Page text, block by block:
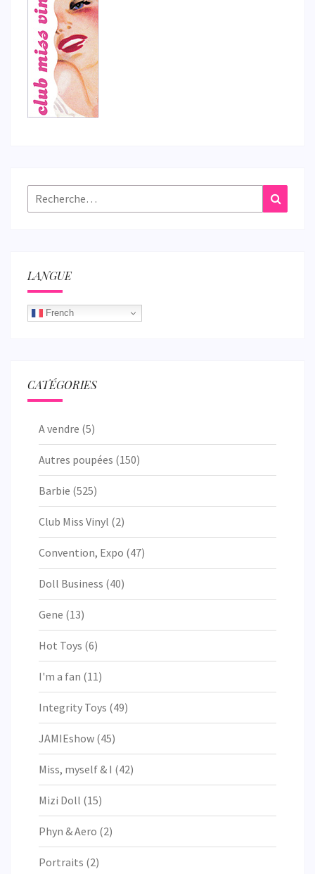
Rechercher :
LANGUE
French
CATÉGORIES
A vendre (5)
Autres poupées (150)
Barbie (525)
Club Miss Vinyl (2)
Convention, Expo (47)
Doll Business (40)
Gene (13)
Hot Toys (6)
I'm a fan (11)
Integrity Toys (49)
JAMIEshow (45)
Miss, myself & I (42)
Mizi Doll (15)
Phyn & Aero (2)
Portraits (2)